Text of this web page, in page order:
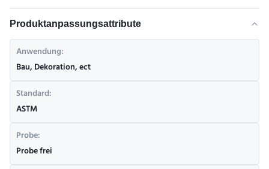
Produktanpassungsattribute
Anwendung:
Bau, Dekoration, ect
Standard:
ASTM
Probe:
Probe frei